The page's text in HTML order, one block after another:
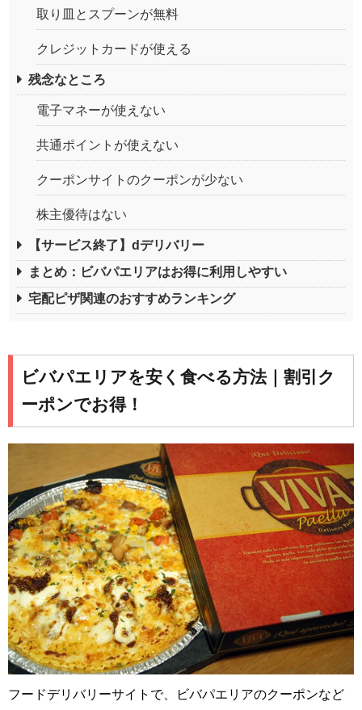
取り皿とスプーンが無料
クレジットカードが使える
残念なところ
電子マネーが使えない
共通ポイントが使えない
クーポンサイトのクーポンが少ない
株主優待はない
【サービス終了】dデリバリー
まとめ：ビバパエリアはお得に利用しやすい
宅配ピザ関連のおすすめランキング
ビバパエリアを安く食べる方法｜割引ク
ーポンでお得！
フードデリバリーサイトで、ビバパエリアのクーポンなど